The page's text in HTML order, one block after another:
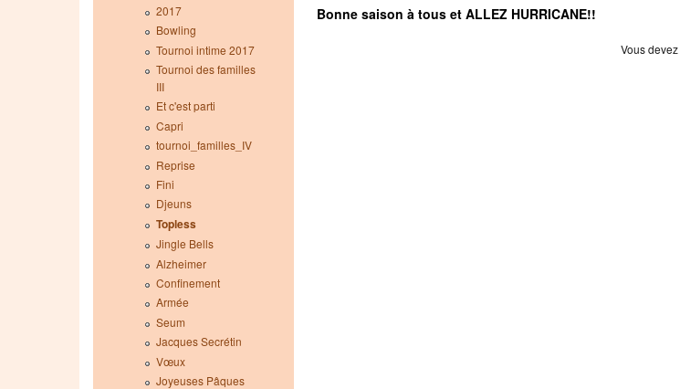
Bonne saison à tous et ALLEZ HURRICANE!!
Vous devez
2017
Bowling
Tournoi intime 2017
Tournoi des familles
III
Et c'est parti
Capri
tournoi_familles_IV
Reprise
Fini
Djeuns
Topless
Jingle Bells
Alzheimer
Confinement
Armée
Seum
Jacques Secrétin
Vœux
Joyeuses Pâques